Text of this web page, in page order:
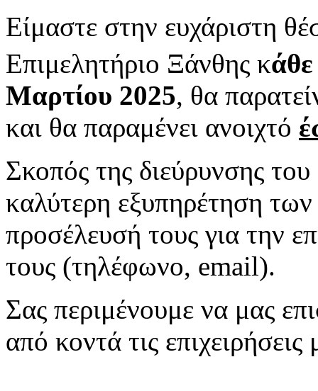
Είμαστε στην ευχάριστη
Επιμελητήριο Ξάνθης κ
Μαρτίου 2025, θα
και θα παραμένει ανοιχτό
Σκοπός της διεύρυνσης του
καλύτερη εξυπηρέτηση
προσέλευσή τους για την
τους (τηλέφωνο, email).
Σας περιμένουμε να μας
από κοντά τις